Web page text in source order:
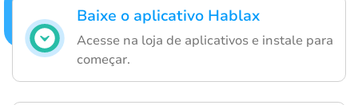
Baixe o aplicativo Hablax
Acesse na loja de aplicativos e instale para
começar.